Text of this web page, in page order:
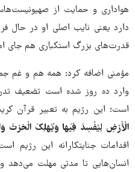
هواداری و حمایت از
دارد یعنی نایب اصلی او در حال
قدرت‌های بزرگ استکباری هم جای
مؤمنی اضافه کرد: همه هم و غم
وارد ده روز شده است تضعیف
است؛ این رژیم به تعبیر قرآن
الْأَرْضِ لِیُفْسِدَ فِیهَا وَیُهْلِکَ الْحَرْثَ
اقدامات جنایتکارانه این رژیم
انسان‌هایی تا مدتی مهلت می‌دهد